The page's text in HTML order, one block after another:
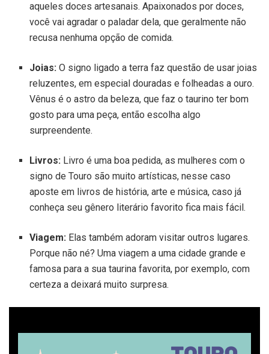
aqueles doces artesanais. Apaixonados por doces,
você vai agradar o paladar dela, que geralmente não
recusa nenhuma opção de comida.
Joias:O signo ligado a terra faz questão de usar joias
reluzentes, em especial douradas e folheadas a ouro.
Vênus é o astro da beleza, que faz o taurino ter bom
gosto para uma peça, então escolha algo
surpreendente.
Livros: Livro é uma boa pedida, as mulheres com o
signo de Touro são muito artísticas, nesse caso
aposte em livros de história, arte e música, caso já
conheça seu gênero literário favorito fica mais fácil.
Viagem: Elas também adoram visitar outros lugares.
Porque não né? Uma viagem a uma cidade grande e
famosa para a sua taurina favorita, por exemplo, com
certeza a deixará muito surpresa.